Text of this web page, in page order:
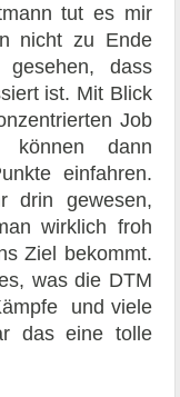
tut es mir
nicht zu Ende
dass
ist. Mit Blick
Job
dann
einfahren.
drin gewesen,
wirklich froh
Ziel bekommt.
was die DTM
und viele
das eine tolle